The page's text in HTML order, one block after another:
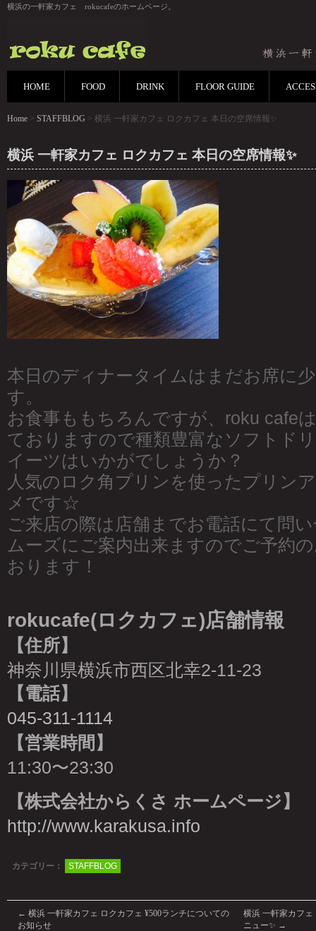
横浜の一軒家カフェ rokucafeのホームページ。
HOME FOOD DRINK FLOOR GUIDE
Home > STAFFBLOG > 横浜 一軒家カフェ ロクカフェ 本日の空席情報✨
横浜 一軒家カフェ ロクカフェ 本日の空席情報✨
本日のディナータイムはまだお席に
す。
お食事ももちろんですが、roku cafe
ておりますので種類豊富なソフトド
イーツはいかがでしょうか？
人気のロク角プリンを使ったプリン
メです☆
ご来店の際は店舗までお電話にて問
ムーズにご案内出来ますのでご予約
おります！
rokucafe(ロクカフェ)店舗情報
【住所】
神奈川県横浜市西区北幸2-11-23
【電話】
045-311-1114
【営業時間】
11:30〜23:30
【株式会社からくさ ホームページ】
http://www.karakusa.info
カテゴリー： STAFFBLOG
← 横浜 一軒家カフェ ロクカフェ ¥500ランチについての
お知らせ
横浜 一軒家カフェ
ニュー✨ →